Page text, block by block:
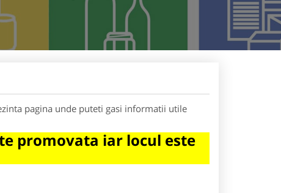
pagina unde puteti gasi informatii utile
promovata iar locul este